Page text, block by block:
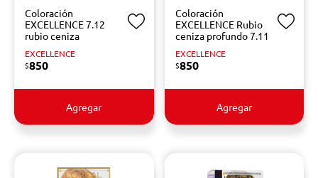
Coloración
EXCELLENCE 7.12
rubio ceniza
EXCELLENCE
$850
Agregar
Coloración
EXCELLENCE Rubio
ceniza profundo 7.11
EXCELLENCE
$850
Agregar